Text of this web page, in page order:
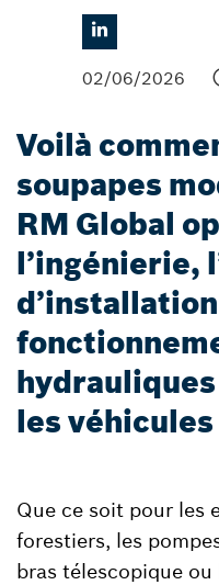
02/06/2026
Voilà
soupapes
RM Global
l’ingénierie,
les
Que ce soit pour les
forestiers, les
bras télescopique